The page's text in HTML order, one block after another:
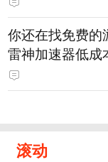
你还在找免费的
雷神加速器低成
免费试用
滚动